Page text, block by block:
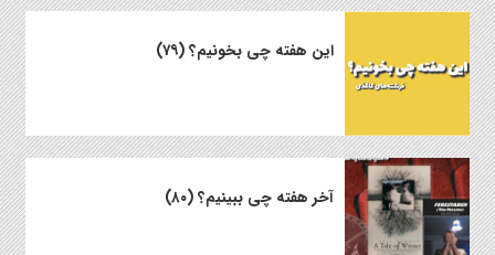
این هفته چی بخونیم؟ (۷۹)
آخر هفته چی ببینیم؟ (۸۰)